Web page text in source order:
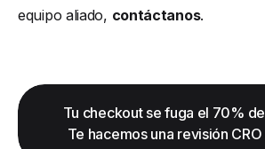
equipo aliado, contáctanos.
Tu checkout se fuga el 70%
Te hacemos una revisión